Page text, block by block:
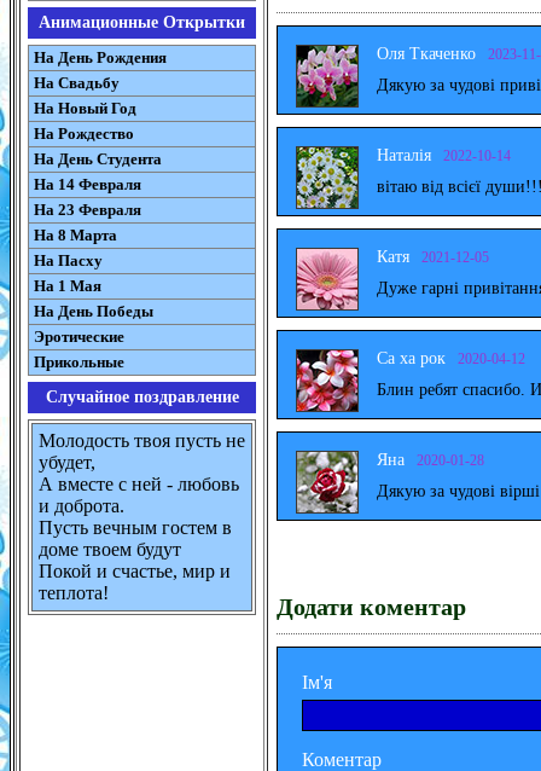
Анимационные Открытки
На День Рождения
На Свадьбу
На Новый Год
На Рождество
На День Студента
На 14 Февраля
На 23 Февраля
На 8 Марта
На Пасху
На 1 Мая
На День Победы
Эротические
Прикольные
Случайное поздравление
Молодость твоя пусть не
убудет,
А вместе с ней - любовь
и доброта.
Пусть вечным гостем в
доме твоем будут
Покой и счастье, мир и
теплота!
Оля Ткаченко 2023-
Дякую за чудові
Наталія 2022-10-14
вітаю від всієї
Катя 2021-12-05
Дуже гарні
Са ха рок 2020-04-12
Блин ребят спасибо.
Яна 2020-01-28
Дякую за чудові
Додати коментар
Ім'я
Коментар